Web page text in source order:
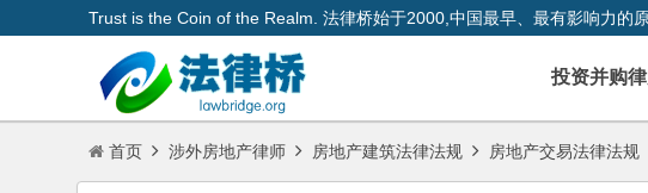
Trust is the Coin of the Realm. 法律桥始于2000,中国最早、最有影响力的原
投资并购
首页 涉外房地产律师 房地产建筑法律法规 房地产交易法律法规